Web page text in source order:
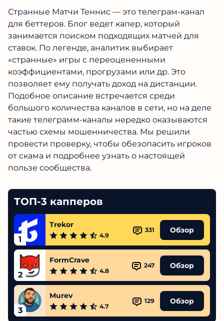
Странные Матчи Теннис — это телеграм-канал
для беттеров. Блог ведет капер, который
занимается поиском подходящих матчей для
ставок. По легенде, аналитик выбирает
«странные» игры с переоцененными
коэффициентами, прогрузами или др. Это
позволяет ему получать доход на дистанции.
Подобное описание встречается среди
большого количества каналов в сети, но на деле
такие телеграмм-каналы нередко оказываются
частью схемы мошенничества. Мы решили
провести проверку, чтобы обезопасить игроков
от скама и подробнее узнать о настоящей
пользе сообщества.
ТОП-3 капперов
1
Trekor
4.9
331 Обзор
2
FormCrave
4.8
247 Обзор
3
Murev
4.7
129 Обзор